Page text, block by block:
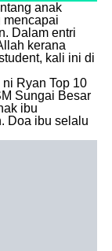
anak
mencapai
Dalam entri
kerana
kali ini di
Ryan Top 10
Sungai Besar
ibu
Doa ibu selalu